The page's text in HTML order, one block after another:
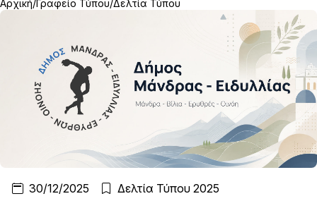
Αρχική Γραφείο Τύπου Δελτία Τύπου
30/12/2025 Δελτία Τύπου 2025